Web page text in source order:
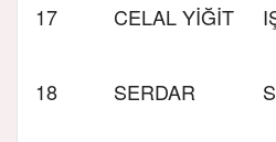
17 CELAL YİĞİT
18 SERDAR